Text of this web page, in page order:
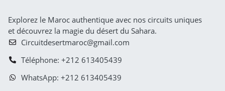
Explorez le Maroc authentique avec nos circuits uniques
et découvrez la magie du désert du Sahara.
Circuitdesertmaroc@gmail.com
Téléphone: +212 613405439
WhatsApp: +212 613405439